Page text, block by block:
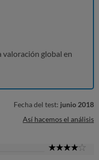
global en
Fecha del test: junio 2018
Así hacemos el análisis